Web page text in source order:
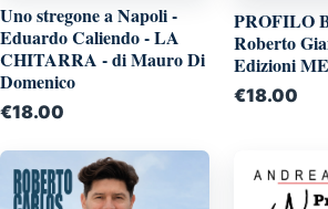
Uno stregone a Napoli -
Eduardo Caliendo - LA
CHITARRA - di Mauro Di
Domenico
€18.00
PROFILO
Roberto
Edizioni
€18.00